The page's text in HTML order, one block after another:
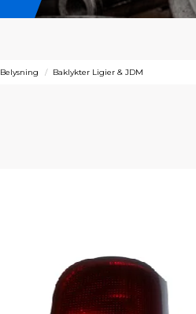
Belysning Baklykter Ligier & JDM